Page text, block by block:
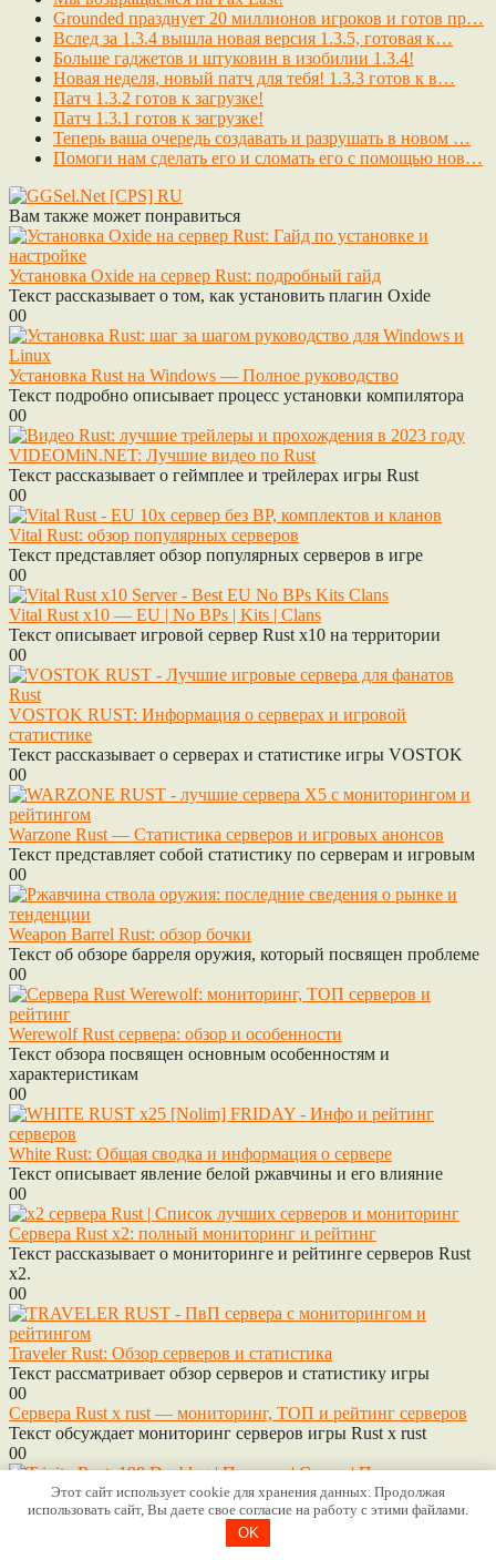
Grounded празднует 20 миллионов игроков и готов пр…
Вслед за 1.3.4 вышла новая версия 1.3.5, готовая к…
Больше гаджетов и штуковин в изобилии 1.3.4!
Новая неделя, новый патч для тебя! 1.3.3 готов к в…
Патч 1.3.2 готов к загрузке!
Патч 1.3.1 готов к загрузке!
Теперь ваша очередь создавать и разрушать в новом …
Помоги нам сделать его и сломать его с помощью нов…
Вам также может понравиться
Установка Oxide на сервер Rust: подробный гайд
Текст рассказывает о том, как установить плагин Oxide
00
Установка Rust на Windows — Полное руководство
Текст подробно описывает процесс установки компилятора
00
VIDEOMiN.NET: Лучшие видео по Rust
Текст рассказывает о геймплее и трейлерах игры Rust
00
Vital Rust: обзор популярных серверов
Текст представляет обзор популярных серверов в игре
00
Vital Rust x10 — EU | No BPs | Kits | Clans
Текст описывает игровой сервер Rust x10 на территории
00
VOSTOK RUST: Информация о серверах и игровой
статистике
Текст рассказывает о серверах и статистике игры VOSTOK
00
Warzone Rust — Статистика серверов и игровых анонсов
Текст представляет собой статистику по серверам и игровым
00
Weapon Barrel Rust: обзор бочки
Текст об обзоре барреля оружия, который посвящен проблеме
00
Werewolf Rust сервера: обзор и особенности
Текст обзора посвящен основным особенностям и
характеристикам
00
White Rust: Общая сводка и информация о сервере
Текст описывает явление белой ржавчины и его влияние
00
Сервера Rust x2: полный мониторинг и рейтинг
Текст рассказывает о мониторинге и рейтинге серверов Rust
x2.
00
Traveler Rust: Обзор серверов и статистика
Текст рассматривает обзор серверов и статистику игры
00
Сервера Rust x rust — мониторинг, ТОП и рейтинг серверов
Текст обсуждает мониторинг серверов игры Rust x rust
00
Trinity Rust: сводка и обзор сервера
Текст представляет собой обзор и сводку сервера Trinity Rust.
Этот сайт использует cookie для хранения данных. Продолжая
использовать сайт, Вы даете свое согласие на работу с этими файлами.
OK